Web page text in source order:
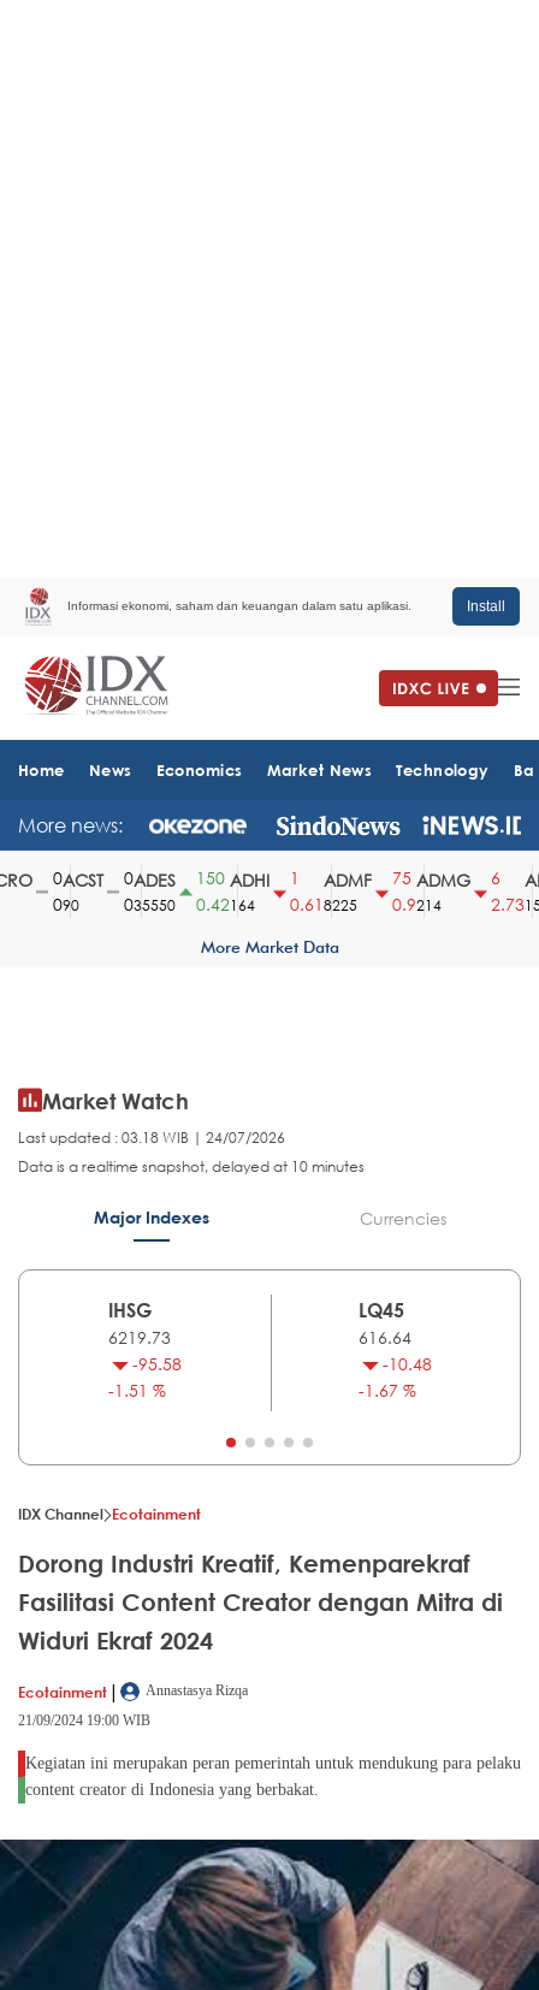
Informasi ekonomi, saham dan keuangan dalam satu aplikasi. Install
Home News Economics Market News Technology
More news:
ACST
90
ADES
35550
150
0.42
ADHI
164
0.61
ADMF
8225
75
0.9
ADMG
214
2.73
More Market Data
Market Watch
Last updated : 03.18 WIB | 24/07/2026
Data is a realtime snapshot, delayed at 10 minutes
Major Indexes Currencies
IHSG
6219.73
-95.58
-1.51 %
LQ45
616.64
-10.48
-1.67 %
IDX Channel Ecotainment
Dorong Industri Kreatif, Kemenparekraf
Fasilitasi Content Creator dengan Mitra di
Widuri Ekraf 2024
Ecotainment |
Annastasya Rizqa
21/09/2024 19:00 WIB
Kegiatan ini merupakan peran pemerintah untuk mendukung para pelaku
content creator di Indonesia yang berbakat.